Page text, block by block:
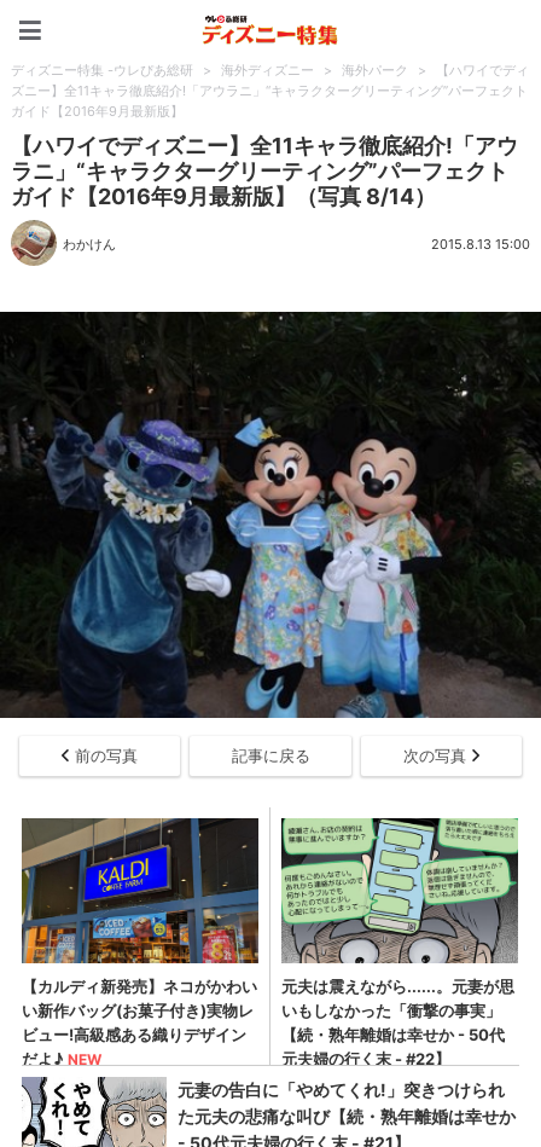
ディズニー特集 -ウレぴあ総研 > 海外ディズニー > 海外パーク >
【ハワイでディ
ズニー】全11キャラ徹底紹介!「アウラニ」“キャラクターグリーティング”パーフェクト
ガイド【2016年9月最新版】
【ハワイでディズニー】全11キャラ徹底紹介!「アウ
ラニ」“キャラクターグリーティング”パーフェクト
ガイド【2016年9月最新版】（写真 8/14）
わかけん 2015.8.13 15:00
前の写真 記事に戻る 次の写真